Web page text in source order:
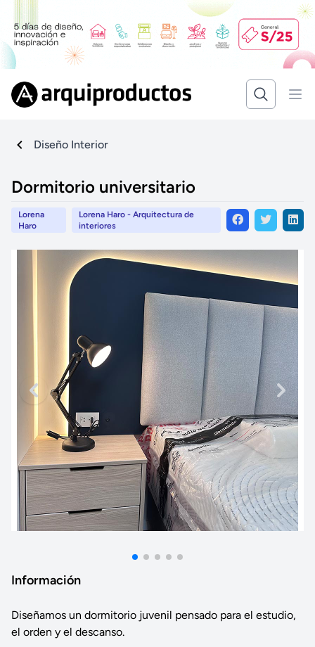
Diseño Interior
Dormitorio universitario
Lorena
Haro
Lorena Haro - Arquitectura de
interiores
Información
Diseñamos un dormitorio juvenil pensado para el estudio,
el orden y el descanso.